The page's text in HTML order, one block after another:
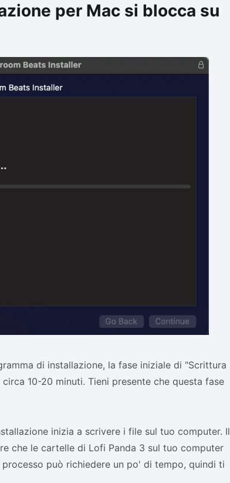
per Mac si blocca su
di installazione, la fase iniziale di "Scrittura
10-20 minuti. Tieni presente che questa fase
inizia a scrivere i file sul tuo computer. Il
che le cartelle di Lofi Panda 3 sul tuo computer
può richiedere un po' di tempo, quindi ti